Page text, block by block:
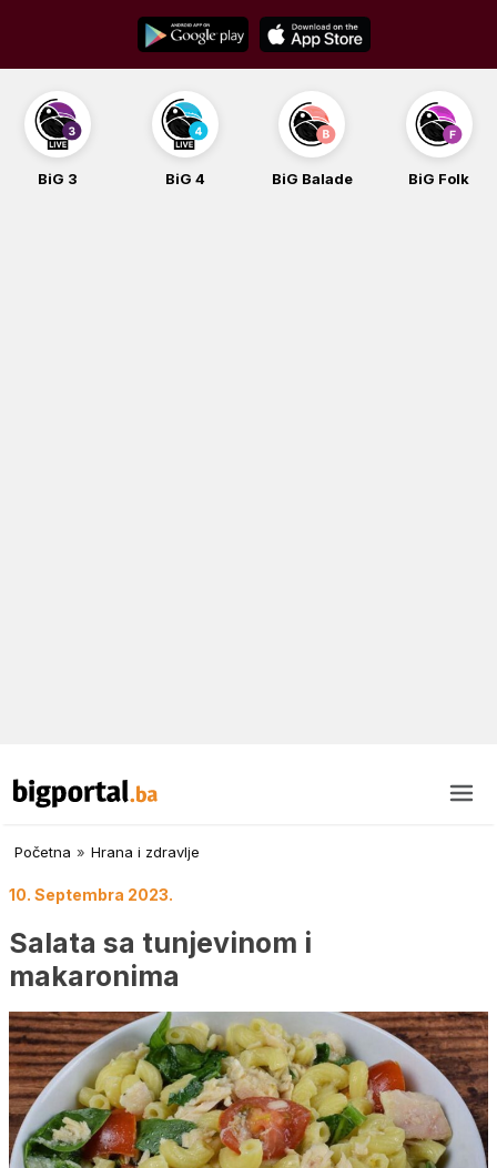
content
BiG 3 BiG 4 BiG Balade BiG Folk
Početna » Hrana i zdravlje
10. Septembra 2023.
Salata sa tunjevinom i
makaronima